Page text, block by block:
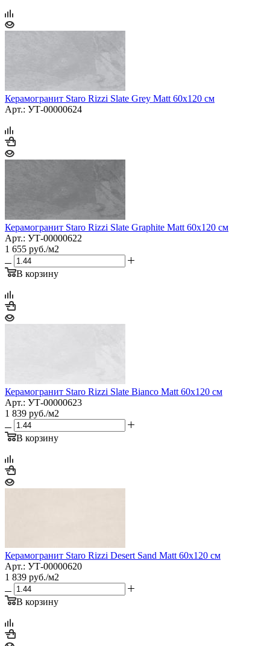
Керамогранит Staro Rizzi Slate Grey Matt 60x120 см
Арт.: УТ-00000624
Керамогранит Staro Rizzi Slate Graphite Matt 60x120 см
Арт.: УТ-00000622
1 655 руб./м2
В корзину
Керамогранит Staro Rizzi Slate Bianco Matt 60x120 см
Арт.: УТ-00000623
1 839 руб./м2
В корзину
Керамогранит Staro Rizzi Desert Sand Matt 60x120 см
Арт.: УТ-00000620
1 839 руб./м2
В корзину